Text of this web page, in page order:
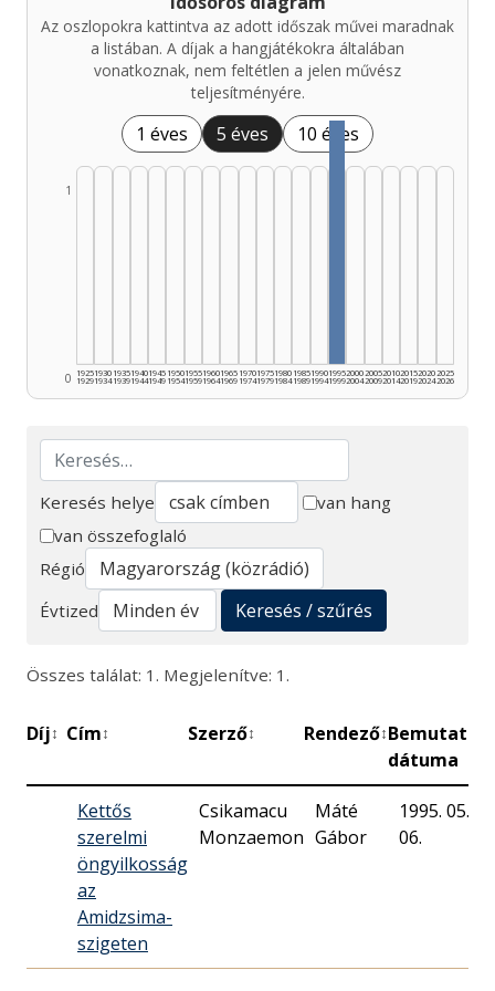
Az oszlopokra kattintva az adott időszak művei maradnak
a listában. A díjak a hangjátékokra általában
vonatkoznak, nem feltétlen a jelen művész
teljesítményére.
1 éves 5 éves 10 éves
0
1
1925
1929
1930
1934
1935
1939
1940
1944
1945
1949
1950
1954
1955
1959
1960
1964
1965
1969
1970
1974
1975
1979
1980
1984
1985
1989
1990
1994
1995
1999
2000
2004
2005
2009
2010
2014
2015
2019
2020
2024
2025
2026
Keresés
Keresés helye
van hang
van összefoglaló
Régió
Évtized
Keresés / szűrés
Összes találat: 1. Megjelenítve: 1.
Díj↕ Cím↕ Szerző↕ Rendező↕Bemutató
dátuma
Kettős
szerelmi
öngyilkosság
az
Amidzsima-
szigeten
Csikamacu
Monzaemon
Máté
Gábor
1995. 05.
06.